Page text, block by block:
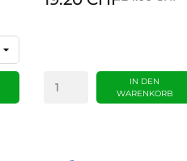
IN DEN
WARENKORB